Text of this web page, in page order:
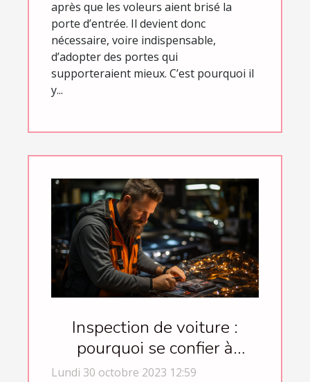
après que les voleurs aient brisé la
porte d’entrée. Il devient donc
nécessaire, voire indispensable,
d’adopter des portes qui
supporteraient mieux. C’est pourquoi il
y...
Inspection de voiture :
pourquoi se confier à
Trustoo ?
Lundi 30 octobre 2023 12:59